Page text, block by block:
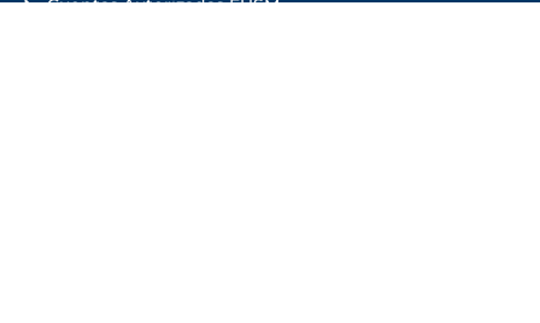
Cuentas Autorizadas FUSM